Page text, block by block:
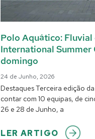
Polo Aquático:
International Summer
domingo
24 de Junho, 2026
Destaques Terceira edição
contar com 10 equipas, de
26 e 28 de Junho, a
LER ARTIGO